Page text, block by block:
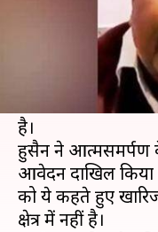
निलंबित आम आदमी
दिल्ली दंगों के
अंकित शर्मा की हत्या
है।
हुसैन ने आत्मसमर्पण
आवेदन दाखिल
को ये कहते हुए
क्षेत्र में नहीं है।